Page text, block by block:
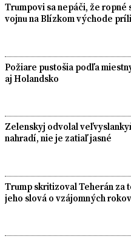
Trumpovi sa nepáči, že ropné
vojnu na Blízkom východe
Požiare pustošia podľa
aj Holandsko
Zelenskyj odvolal
nahradí, nie je zatiaľ jasné
Trump skritizoval Teherán za
jeho slová o vzájomných